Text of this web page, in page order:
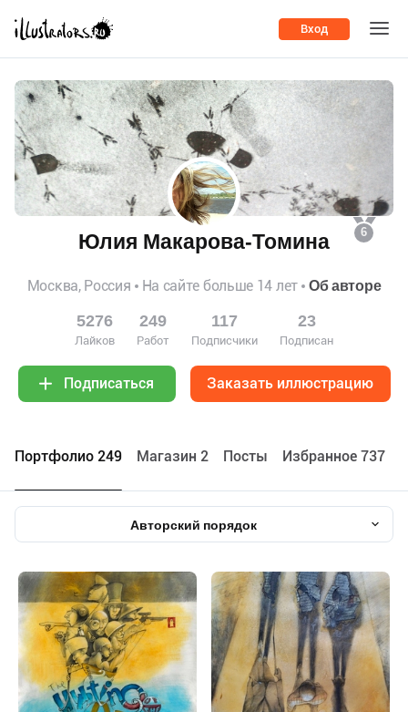
Вход
6
Юлия Макарова-Томина
Москва, Россия На сайте больше 14 лет Об авторе
5276
Лайков
249
Работ
117
Подписчики
23
Подписан
Подписаться Заказать иллюстрацию
Портфолио 249 Maгазин 2 Посты Избранное 737
Авторский порядок